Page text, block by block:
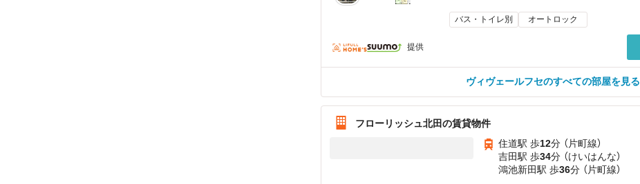
バス・トイレ別 オートロック
提供
ヴィヴェールフセのすべての部屋を見る
フローリッシュ北田の賃貸物件
住道駅 歩12分 （片町線）
吉田駅 歩34分 （けいはんな）
鴻池新田駅 歩36分 （片町線）